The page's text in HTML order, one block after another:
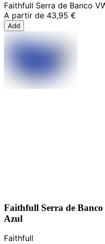
Faithfull Serra de Banco
A partir de 43,95 €
Add
Faithfull Serra de
Azul
Faithfull